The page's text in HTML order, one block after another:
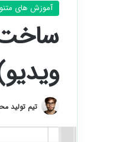
آموزش های
ساخت
تیم تولید